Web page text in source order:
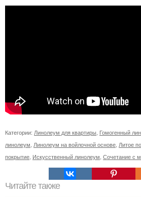
Категории: Линолеум для квартиры Гомогенный
линолеум Линолеум на войлочной основе Литое
покрытие Искусственный линолеум Сочетание с
Читайте также